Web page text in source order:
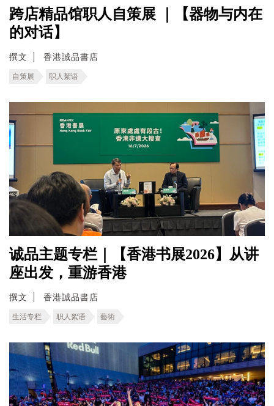
跨店精品馆职人自策展 ｜【器物与内在
的对话】
撰文 香港誠品書店
自策展 职人絮语
诚品主题专栏｜【香港书展2026】从讲
座出发，重游香港
撰文 香港誠品書店
生活专栏 职人絮语 藝術